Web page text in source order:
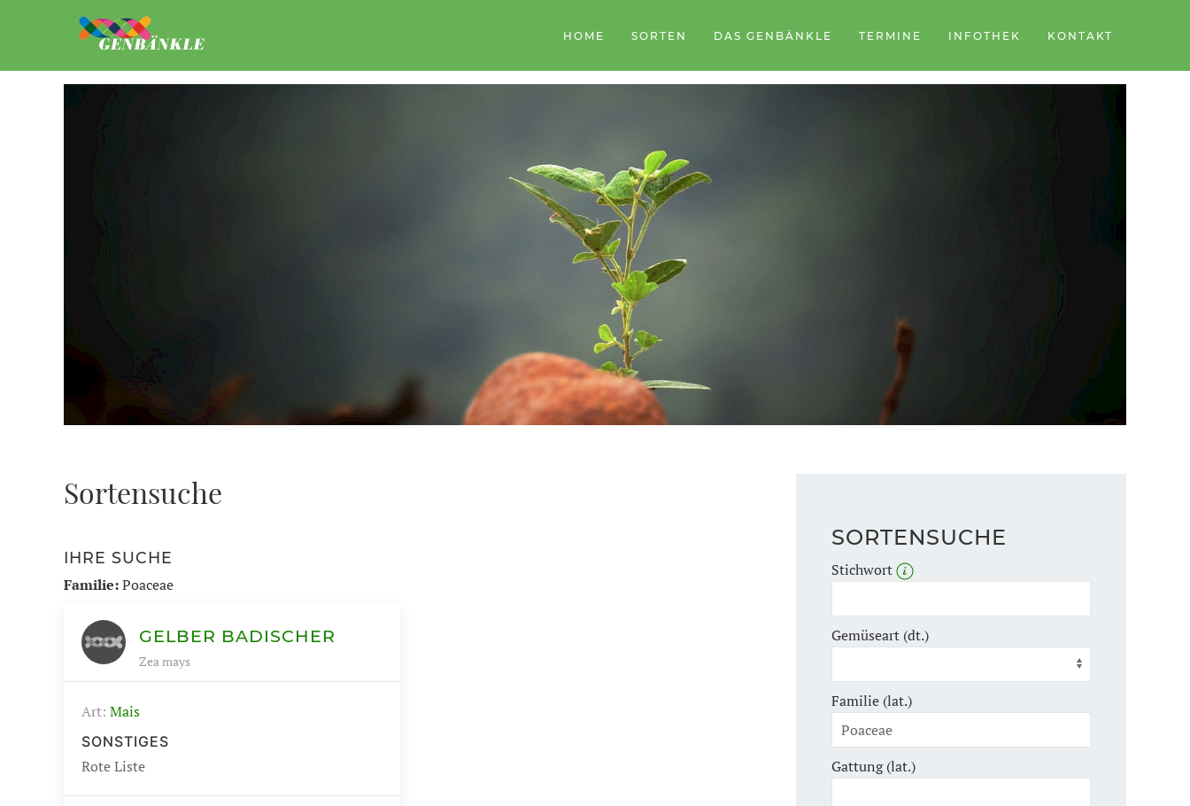
HOME SORTEN DAS GENBÄNKLE TERMINE INFOTHEK KONTAKT
Sortensuche
IHRE SUCHE
Familie:Poaceae
GELBER BADISCHER
Zea mays
Art: Mais
SONSTIGES
Rote Liste
SORTENSUCHE
Stichwort
Gemüseart (dt.)
Familie (lat.)
Gattung (lat.)